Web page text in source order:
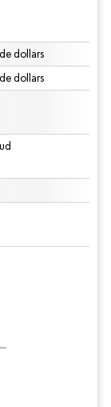
dollars
dollars
une attribution sous CC